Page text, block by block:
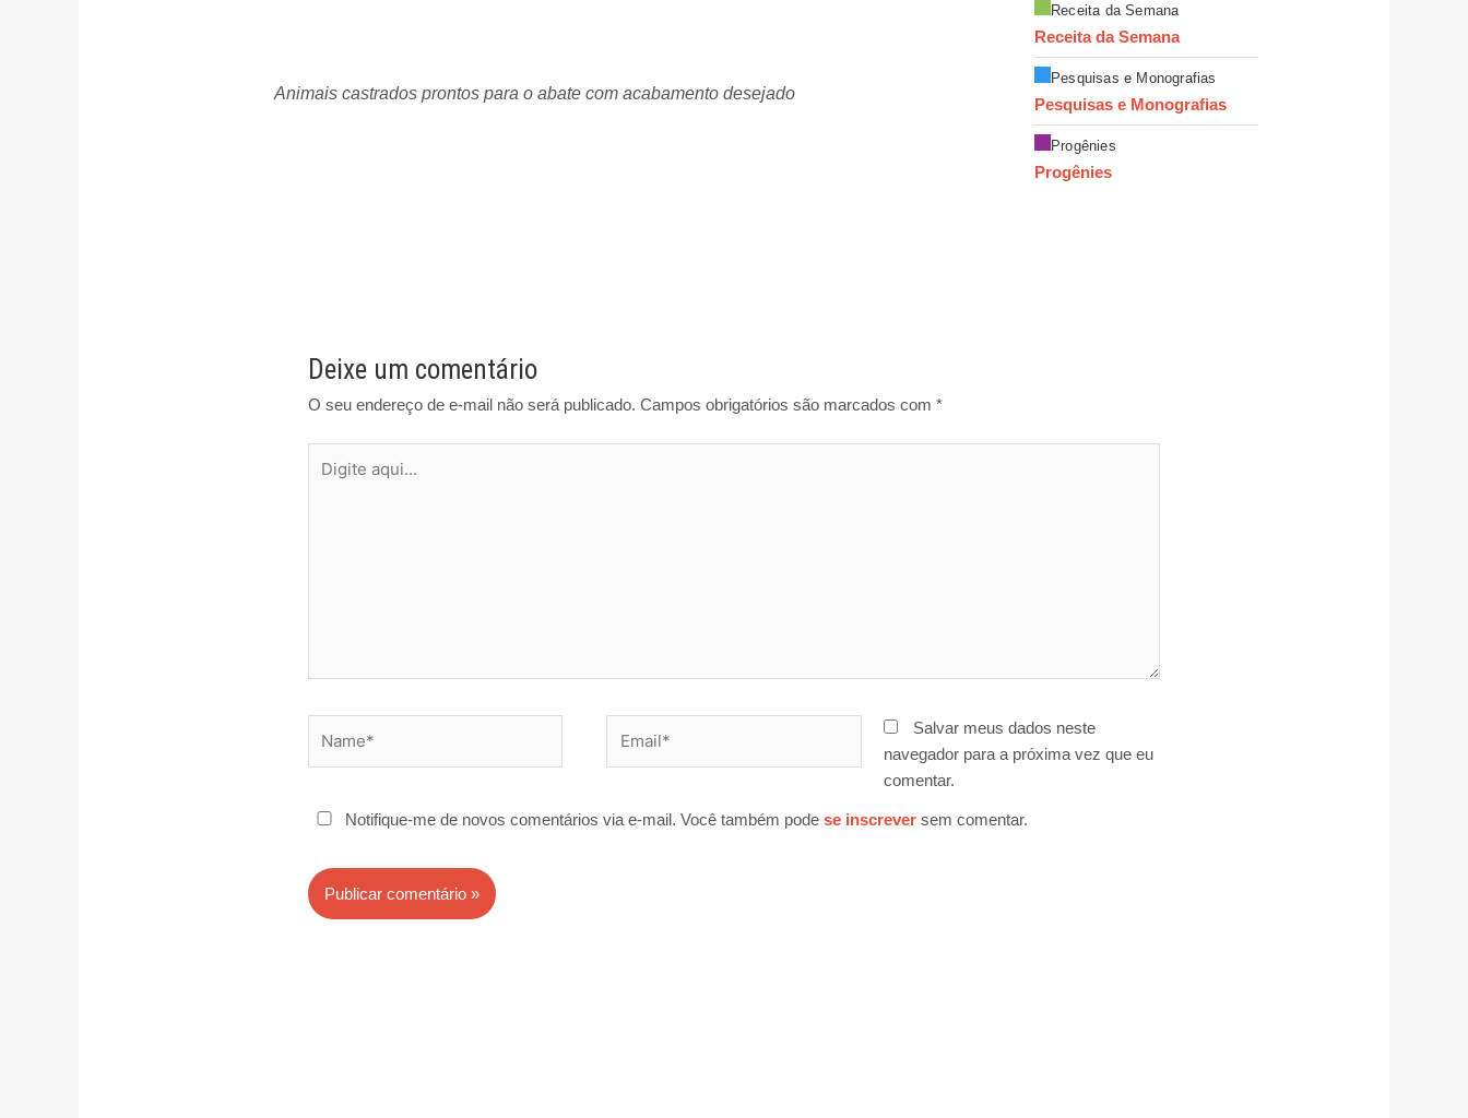
Animais castrados prontos para o abate com acabamento desejado
Receita da Semana
Receita da Semana
Pesquisas e Monografias
Pesquisas e Monografias
Progênies
Progênies
Deixe um comentário
O seu endereço de e-mail não será publicado. Campos obrigatórios são marcados com*
aqui...
Salvar meus dados neste
navegador para a próxima vez que eu
comentar.
Notifique-me de novos comentários via e-mail. Você também podese inscrever sem comentar.